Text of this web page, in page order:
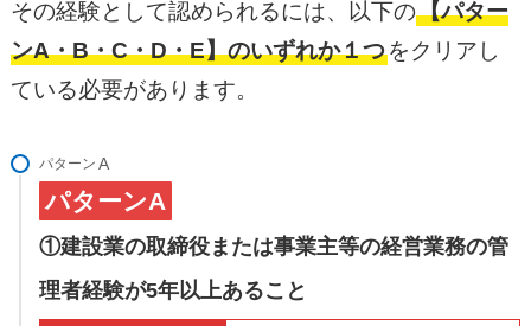
その経験として認められるには、以下の【パター
ンA・B・C・D・E】のいずれか１つをクリアし
ている必要があります。
パターン
パターンA
①建設業の取締役または事業主等の経営業務の管
理者経験が5年以上あること